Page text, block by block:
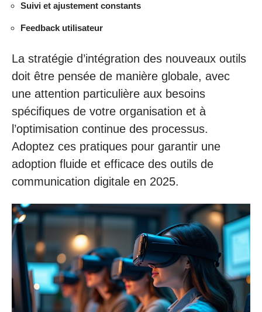
Suivi et ajustement constants
Feedback utilisateur
La stratégie d’intégration des nouveaux outils
doit être pensée de manière globale, avec
une attention particulière aux besoins
spécifiques de votre organisation et à
l’optimisation continue des processus.
Adoptez ces pratiques pour garantir une
adoption fluide et efficace des outils de
communication digitale en 2025.